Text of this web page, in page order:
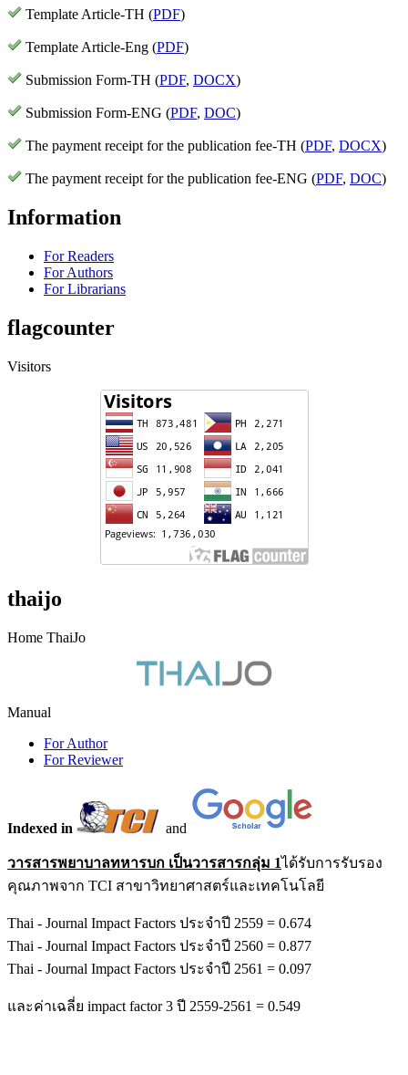
Template Article-TH (PDF)
Template Article-Eng (PDF)
Submission Form-TH (PDF, DOCX)
Submission Form-ENG (PDF, DOC)
The payment receipt for the publication fee-TH (PDF, DOCX)
The payment receipt for the publication fee-ENG (PDF, DOC)
Information
For Readers
For Authors
For Librarians
flagcounter
Visitors
thaijo
Home ThaiJo
Manual
For Author
For Reviewer
Indexed in and
วารสารพยาบาลทหารบก เป็นวารสารกลุ่ม 1ได้รับการรับรอง
คุณภาพจาก TCI สาขาวิทยาศาสตร์และเทคโนโลยี
Thai - Journal Impact Factors ประจำปี 2559 = 0.674
Thai - Journal Impact Factors ประจำปี 2560 = 0.877
Thai - Journal Impact Factors ประจำปี 2561 = 0.097
และค่าเฉลี่ย impact factor 3 ปี 2559-2561 = 0.549